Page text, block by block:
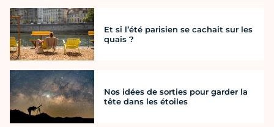
Et si l’été parisien se cachait sur les
quais ?
Nos idées de sorties pour garder la
tête dans les étoiles